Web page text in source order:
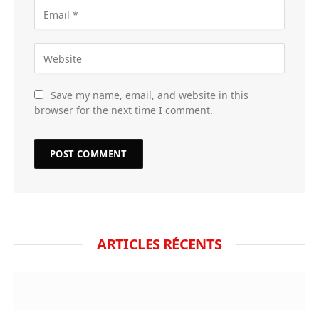
Save my name, email, and website in this
browser for the next time I comment.
ARTICLES RÉCENTS